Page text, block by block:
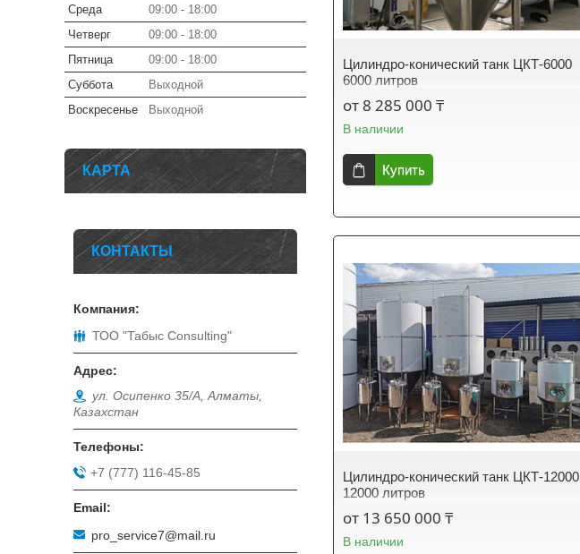
Цилиндро-конический танк ЦКТ-6000
6000 литров
от 8 285 000 ₸
В наличии
Купить
Цилиндро-конический танк ЦКТ-12000
12000 литров
от 13 650 000 ₸
В наличии
Среда
09:00
18:00
Четверг
09:00
18:00
Пятница
09:00
18:00
Суббота
Выходной
Воскресенье
Выходной
КАРТА
КОНТАКТЫ
ТОО "Табыс Consulting"
ул. Осипенко 35/А, Алматы,
Казахстан
+7 (777) 116-45-85
pro_service7@mail.ru